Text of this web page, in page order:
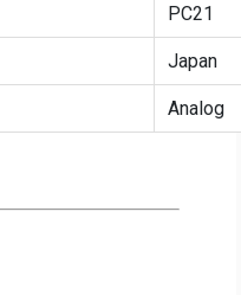
PC21
Japan
Analog